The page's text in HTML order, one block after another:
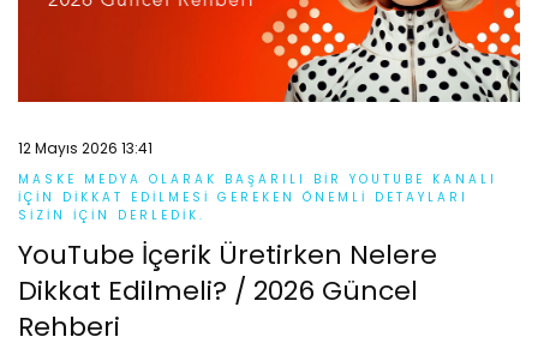
12 Mayıs 2026 13:41
MASKE MEDYA OLARAK BAŞARILI BIR YOUTUBE KANALI
IÇIN DIKKAT EDILMESI GEREKEN ÖNEMLI DETAYLARI
SIZIN IÇIN DERLEDIK.
YouTube İçerik Üretirken Nelere
Dikkat Edilmeli? / 2026 Güncel
Rehberi